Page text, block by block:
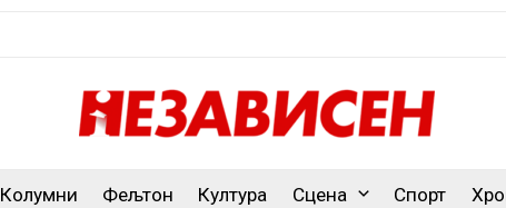
Колумни Фељтон Култура Сцена Спорт